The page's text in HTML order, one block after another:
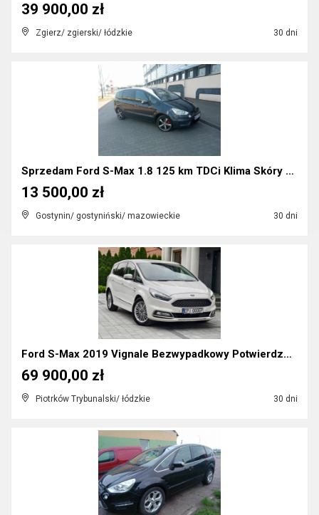
Zgierz/ zgierski/ łódzkie 30 dni
39 900,00 zł
Sprzedam Ford S-Max 1.8 125 km TDCi Klima Skóry Op...
Gostynin/ gostyniński/ mazowieckie 30 dni
13 500,00 zł
Ford S-Max 2019 Vignale Bezwypadkowy Potwierdzona ...
Piotrków Trybunalski/ łódzkie 30 dni
69 900,00 zł